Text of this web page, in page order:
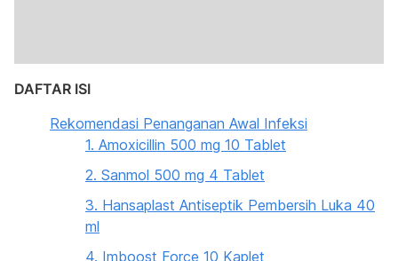
DAFTAR ISI
Rekomendasi Penanganan Awal Infeksi
1. Amoxicillin 500 mg 10 Tablet
2. Sanmol 500 mg 4 Tablet
3. Hansaplast Antiseptik Pembersih Luka 40
ml
4. Imboost Force 10 Kaplet